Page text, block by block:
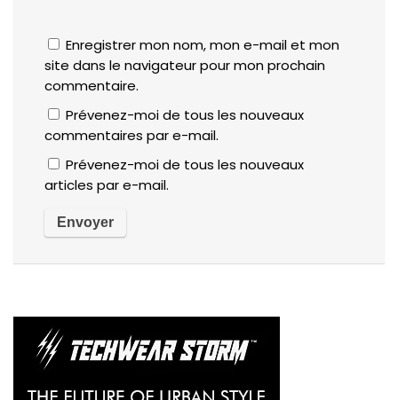
Enregistrer mon nom, mon e-mail et mon
site dans le navigateur pour mon prochain
commentaire.
Prévenez-moi de tous les nouveaux
commentaires par e-mail.
Prévenez-moi de tous les nouveaux
articles par e-mail.